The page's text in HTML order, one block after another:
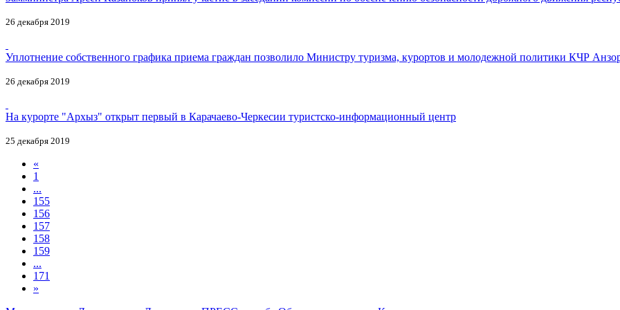
26 декабря 2019
Уплотнение собственного графика приема граждан позволило Министру туризма, курортов и молодежной политики КЧР
26 декабря 2019
На курорте "Архыз" открыт первый в Карачаево-Черкесии туристско-информационный центр
25 декабря 2019
«
1
...
155
156
157
158
159
...
171
»